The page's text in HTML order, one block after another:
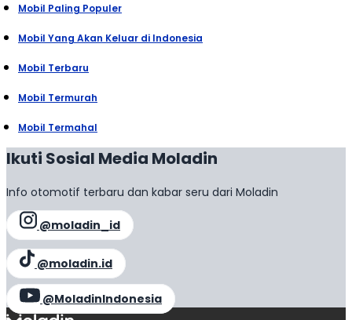
Mobil Paling Populer
Mobil Yang Akan Keluar di Indonesia
Mobil Terbaru
Mobil Termurah
Mobil Termahal
Ikuti Sosial Media Moladin
Info otomotif terbaru dan kabar seru dari Moladin
@moladin_id
@moladin.id
@MoladinIndonesia